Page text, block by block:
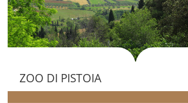
ZOO DI PISTOIA